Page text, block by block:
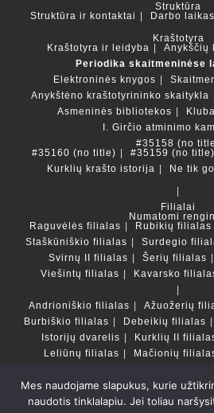
Struktūra
Struktūra ir kontaktai
Darbo laikas
Kraštotyra
Kraštotyra ir leidyba
Anykščių
Periodika skaitmeninėse
Elektroninės knygos
Anykštėno kraštotyrininko skaitykla
Asmeninės bibliotekos
I. Girčio atminimo
#35158 (no
#35160 (no title)
#35159 (no title)
Kurklių krašto istorija
Ne tik
Filialai
Numatomi
Raguvėlės filialas
Rubikių filialas
Staškūniškio filialas
Surdegio
Svirnų II filialas
Šerių filialas
Viešintų filialas
Kavarsko
Andrioniškio filialas Ažuožerių
Burbiškio filialas
Debeikių filialas
Istorijų dvarelis
Kurklių II
Leliūnų filialas
Mačionių
Duomenų bazės ir
Mes naudojame slapukus, kurie
naudotis tinklalapiu. Jei toliau